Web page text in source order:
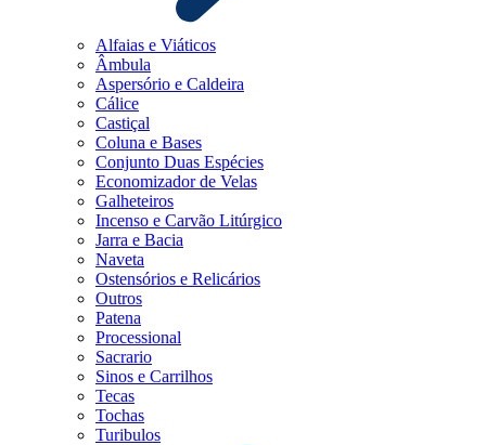
Alfaias e Viáticos
Âmbula
Aspersório e Caldeira
Cálice
Castiçal
Coluna e Bases
Conjunto Duas Espécies
Economizador de Velas
Galheteiros
Incenso e Carvão Litúrgico
Jarra e Bacia
Naveta
Ostensórios e Relicários
Outros
Patena
Processional
Sacrario
Sinos e Carrilhos
Tecas
Tochas
Turibulos